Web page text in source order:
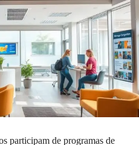
participam de programas de